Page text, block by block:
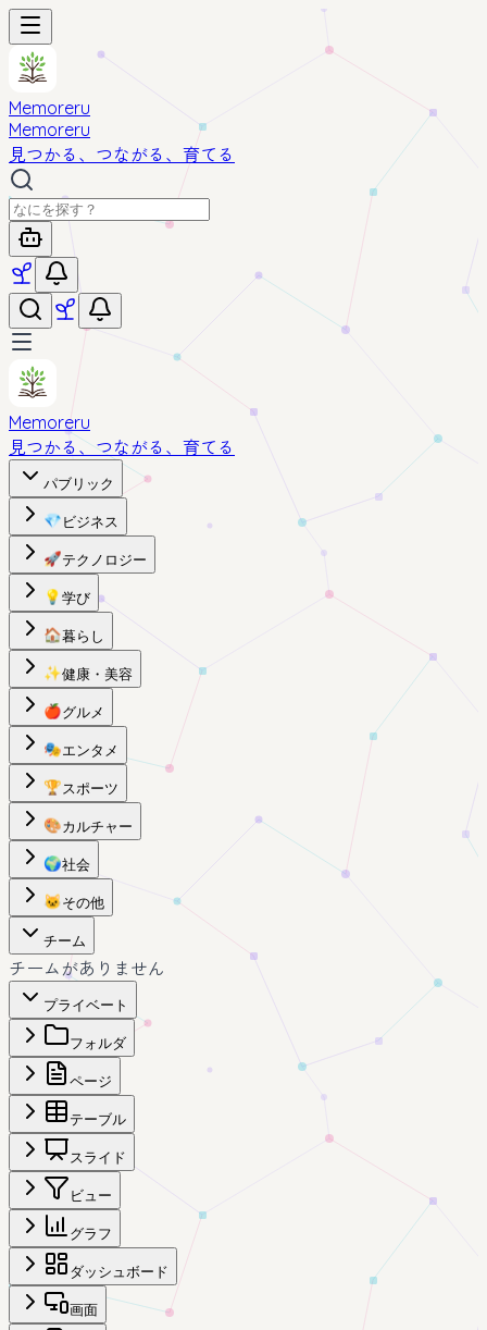
Memoreru
Memoreru
見つかる、つながる、育てる
Memoreru
見つかる、つながる、育てる
パブリック
💎 ビジネス
🚀テクノロジー
💡 学び
🏠暮らし
✨健康・美容
🍎グルメ
🎭エンタメ
🏆スポーツ
🎨カルチャー
🌍社会
🐱 その他
チーム
チームがありません
プライベート
フォルダ
ページ
テーブル
スライド
ビュー
グラフ
ダッシュボード
画面